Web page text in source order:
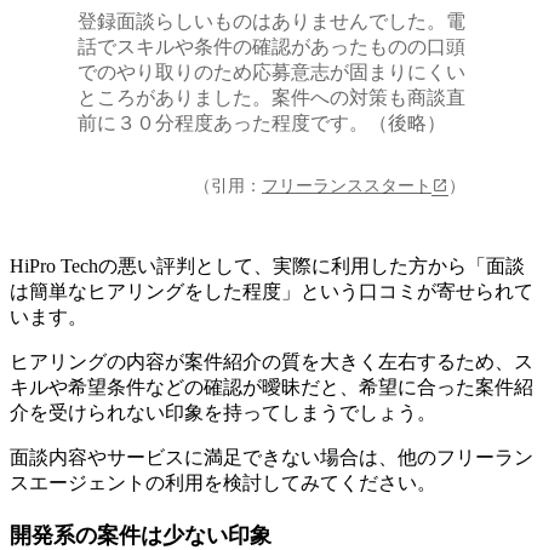
登録面談らしいものはありませんでした。電
話でスキルや条件の確認があったものの口頭
でのやり取りのため応募意志が固まりにくい
ところがありました。案件への対策も商談直
前に３０分程度あった程度です。（後略）
（引用： フリーランススタート ）
HiPro Techの悪い評判として、実際に利用した方から「面談
は簡単なヒアリングをした程度」という口コミが寄せられて
います。
ヒアリングの内容が案件紹介の質を大きく左右するため、ス
キルや希望条件などの確認が曖昧だと、希望に合った案件紹
介を受けられない印象を持ってしまうでしょう。
面談内容やサービスに満足できない場合は、他のフリーラン
スエージェントの利用を検討してみてください。
開発系の案件は少ない印象